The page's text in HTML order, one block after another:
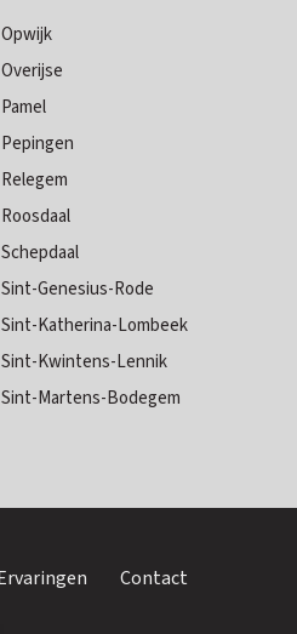
Opwijk
Overijse
Pamel
Pepingen
Relegem
Roosdaal
Schepdaal
Sint-Genesius-Rode
Sint-Katherina-Lombeek
Sint-Kwintens-Lennik
Sint-Martens-Bodegem
Contact